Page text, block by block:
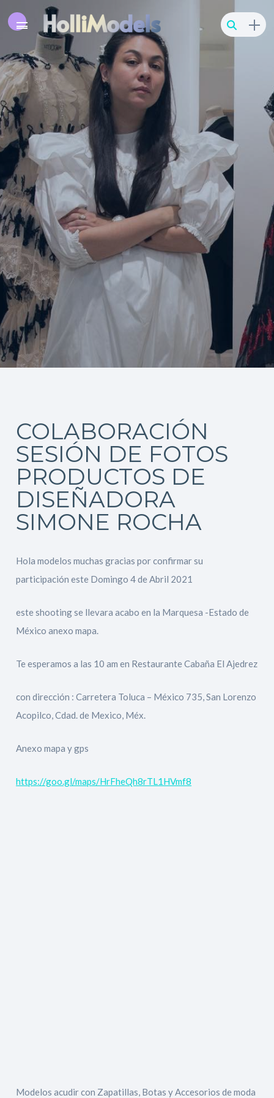
COLABORACIÓN
SESIÓN DE FOTOS
PRODUCTOS DE
DISEÑADORA
SIMONE ROCHA
Hola modelos muchas gracias por confirmar su
participación este Domingo 4 de Abril 2021
este shooting se llevara acabo en la Marquesa -Estado de
México anexo mapa.
Te esperamos a las 10 am en Restaurante Cabaña El Ajedrez
con dirección : Carretera Toluca – México 735, San Lorenzo
Acopilco, Cdad. de Mexico, Méx.
Anexo mapa y gps
https://goo.gl/maps/HrFheQh8rTL1HVmf8
Modelos acudir con Zapatillas, Botas y Accesorios de moda